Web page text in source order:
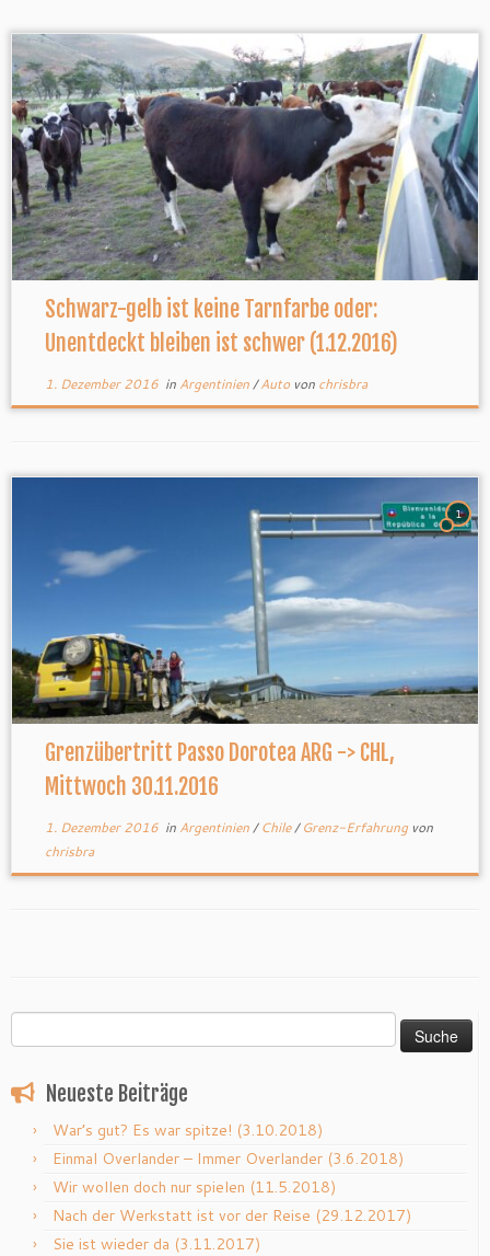
Schwarz-gelb ist keine Tarnfarbe oder:
Unentdeckt bleiben ist schwer (1.12.2016)
1. Dezember 2016in Argentinien/Auto von chrisbra
1
Grenzübertritt Passo Dorotea ARG -> CHL,
Mittwoch 30.11.2016
1. Dezember 2016in Argentinien/Chile/Grenz-Erfahrung von
chrisbra
nach:
Neueste Beiträge
War’s gut? Es war spitze! (3.10.2018)
Einmal Overlander – Immer Overlander (3.6.2018)
Wir wollen doch nur spielen (11.5.2018)
Nach der Werkstatt ist vor der Reise (29.12.2017)
Sie ist wieder da (3.11.2017)